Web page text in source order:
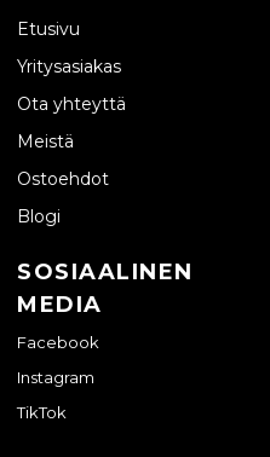
Etusivu
Yritysasiakas
Ota yhteyttä
Meistä
Ostoehdot
Blogi
SOSIAALINEN
MEDIA
Facebook
Instagram
TikTok